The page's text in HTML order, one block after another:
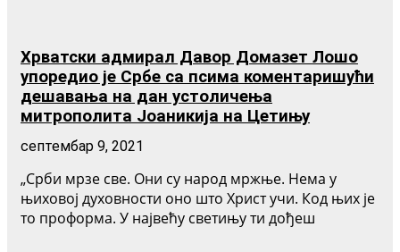
Хрватски адмирал Давор Домазет Лошо
упоредио је Србе са псима коментаришући
дешавања на дан устоличења
митрополита Јоаникија на Цетињу
септембар 9, 2021
„Срби мрзе све. Они су народ мржње. Нема у
њиховој духовности оно што Христ учи. Код њих је
то проформа. У највећу светињу ти дођеш